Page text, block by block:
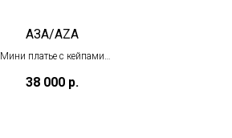
АЗА/AZA
Мини платье с кейпами
38 000 р.